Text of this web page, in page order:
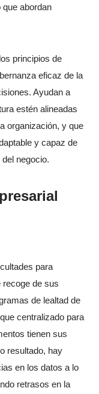
abordan
principios de
eficaz de la
Ayudan a
estén alineadas
organización, y que
y capaz de
negocio.
para
recoge de sus
de lealtad de
centralizado para
tienen sus
resultado, hay
en los datos a lo
retrasos en la